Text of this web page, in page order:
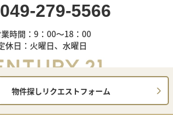
物件探しリクエストフォーム
049-279-5566
時間：9：00～18：00
休日：火曜日、水曜日
チュリー21明和ハウス